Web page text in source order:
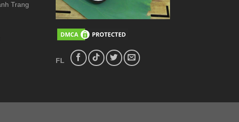
Trang
FL